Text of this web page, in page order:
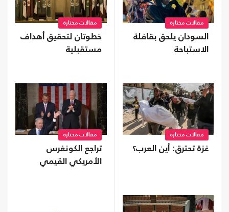
مقالات مختارة
السودان يلحق بقافلة
الاستباحة
مقالات مختارة
خطوتان لتحقيق أهداف
مستقبلية
مقالات مختارة
غزة تحترق: أين العرب؟
مقالات مختارة
تراجع الكونغرس
الأمريكي القيمي